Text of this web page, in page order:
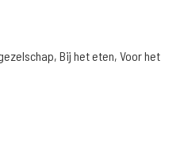
Bij het eten, Voor het